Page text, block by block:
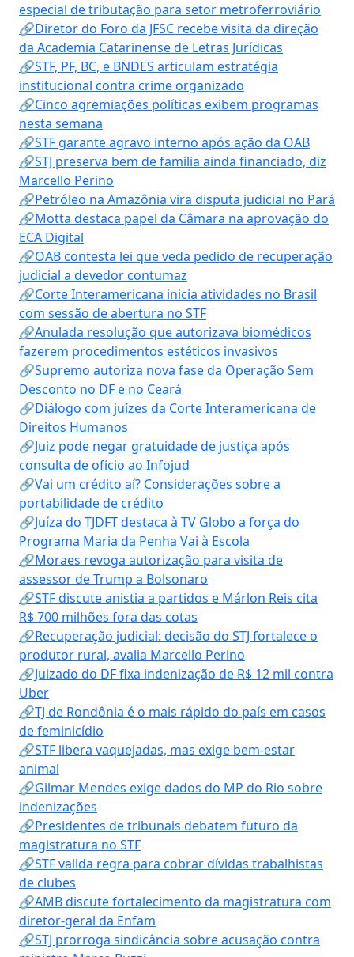
especial de tributação para setor metroferroviário
🔗Diretor do Foro da JFSC recebe visita da direção
da Academia Catarinense de Letras Jurídicas
🔗STF, PF, BC, e BNDES articulam estratégia
institucional contra crime organizado
🔗Cinco agremiações políticas exibem programas
nesta semana
🔗STF garante agravo interno após ação da OAB
🔗STJ preserva bem de família ainda financiado, diz
Marcello Perino
🔗Petróleo na Amazônia vira disputa judicial no Pará
🔗Motta destaca papel da Câmara na aprovação do
ECA Digital
🔗OAB contesta lei que veda pedido de recuperação
judicial a devedor contumaz
🔗Corte Interamericana inicia atividades no Brasil
com sessão de abertura no STF
🔗Anulada resolução que autorizava biomédicos
fazerem procedimentos estéticos invasivos
🔗Supremo autoriza nova fase da Operação Sem
Desconto no DF e no Ceará
🔗Diálogo com juízes da Corte Interamericana de
Direitos Humanos
🔗Juiz pode negar gratuidade de justiça após
consulta de ofício ao Infojud
🔗Vai um crédito aí? Considerações sobre a
portabilidade de crédito
🔗Juíza do TJDFT destaca à TV Globo a força do
Programa Maria da Penha Vai à Escola
🔗Moraes revoga autorização para visita de
assessor de Trump a Bolsonaro
🔗STF discute anistia a partidos e Márlon Reis cita
R$ 700 milhões fora das cotas
🔗Recuperação judicial: decisão do STJ fortalece o
produtor rural, avalia Marcello Perino
🔗Juizado do DF fixa indenização de R$ 12 mil contra
Uber
🔗TJ de Rondônia é o mais rápido do país em casos
de feminicídio
🔗STF libera vaquejadas, mas exige bem-estar
animal
🔗Gilmar Mendes exige dados do MP do Rio sobre
indenizações
🔗Presidentes de tribunais debatem futuro da
magistratura no STF
🔗STF valida regra para cobrar dívidas trabalhistas
de clubes
🔗AMB discute fortalecimento da magistratura com
diretor-geral da Enfam
🔗STJ prorroga sindicância sobre acusação contra